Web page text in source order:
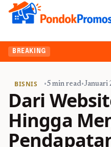
BREAKING
BISNIS •5 min read•Januari
Dari
Hingga